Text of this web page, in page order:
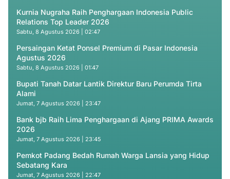
Kurnia Nugraha Raih Penghargaan Indonesia Public
Relations Top Leader 2026
Sabtu, 8 Agustus 2026 | 02:47
Persaingan Ketat Ponsel Premium di Pasar Indonesia
Agustus 2026
Sabtu, 8 Agustus 2026 | 01:47
Bupati Tanah Datar Lantik Direktur Baru Perumda Tirta
Alami
Jumat, 7 Agustus 2026 | 23:47
Bank bjb Raih Lima Penghargaan di Ajang PRIMA Awards
2026
Jumat, 7 Agustus 2026 | 23:45
Pemkot Padang Bedah Rumah Warga Lansia yang Hidup
Sebatang Kara
Jumat, 7 Agustus 2026 | 22:47